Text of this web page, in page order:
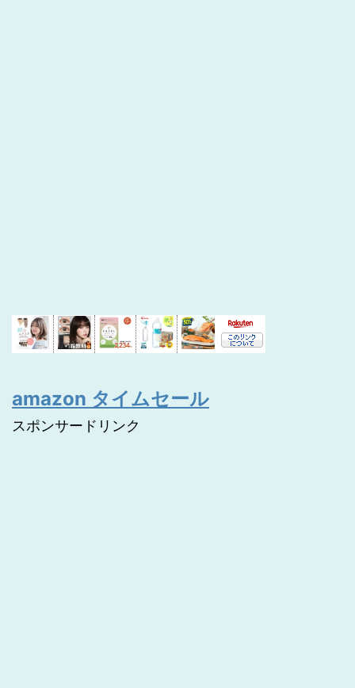
amazon タイムセール
スポンサードリンク